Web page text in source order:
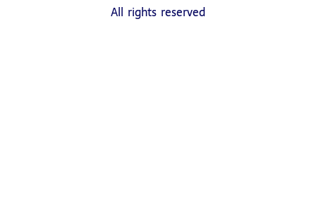
All rights reserved